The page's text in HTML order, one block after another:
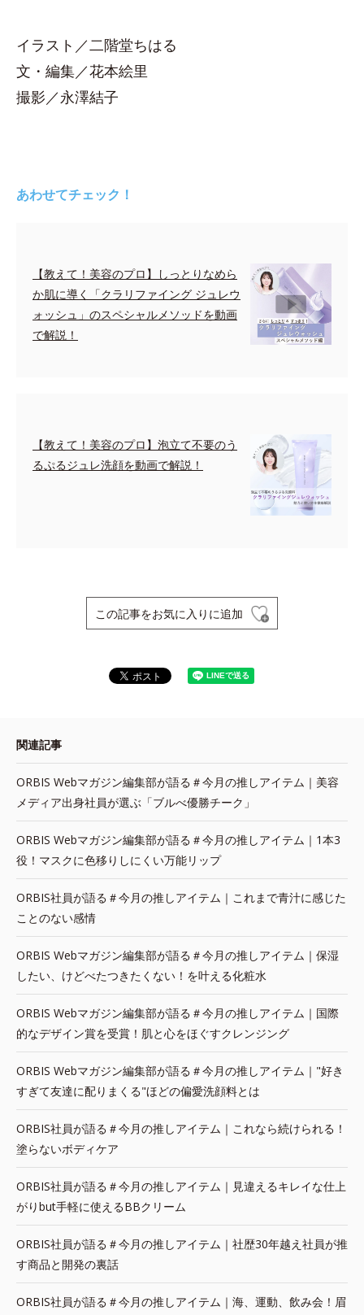
イラスト／二階堂ちはる
文・編集／花本絵里
撮影／永澤結子
あわせてチェック！
【教えて！美容のプロ】しっとりなめら
か肌に導く「クラリファイング ジュレウ
ォッシュ」のスペシャルメソッドを動画
で解説！
【教えて！美容のプロ】泡立て不要のう
るぷるジュレ洗顔を動画で解説！
この記事をお気に入りに追加
関連記事
ORBIS Webマガジン編集部が語る＃今月の推しアイテム｜美容
メディア出身社員が選ぶ「ブルべ優勝チーク」
ORBIS Webマガジン編集部が語る＃今月の推しアイテム｜1本3
役！マスクに色移りしにくい万能リップ
ORBIS社員が語る＃今月の推しアイテム｜これまで青汁に感じた
ことのない感情
ORBIS Webマガジン編集部が語る＃今月の推しアイテム｜保湿
したい、けどべたつきたくない！を叶える化粧水
ORBIS Webマガジン編集部が語る＃今月の推しアイテム｜国際
的なデザイン賞を受賞！肌と心をほぐすクレンジング
ORBIS Webマガジン編集部が語る＃今月の推しアイテム｜"好き
すぎて友達に配りまくる"ほどの偏愛洗顔料とは
ORBIS社員が語る＃今月の推しアイテム｜これなら続けられる！
塗らないボディケア
ORBIS社員が語る＃今月の推しアイテム｜見違えるキレイな仕上
がりbut手軽に使えるBBクリーム
ORBIS社員が語る＃今月の推しアイテム｜社歴30年越え社員が推
す商品と開発の裏話
ORBIS社員が語る＃今月の推しアイテム｜海、運動、飲み会！眉